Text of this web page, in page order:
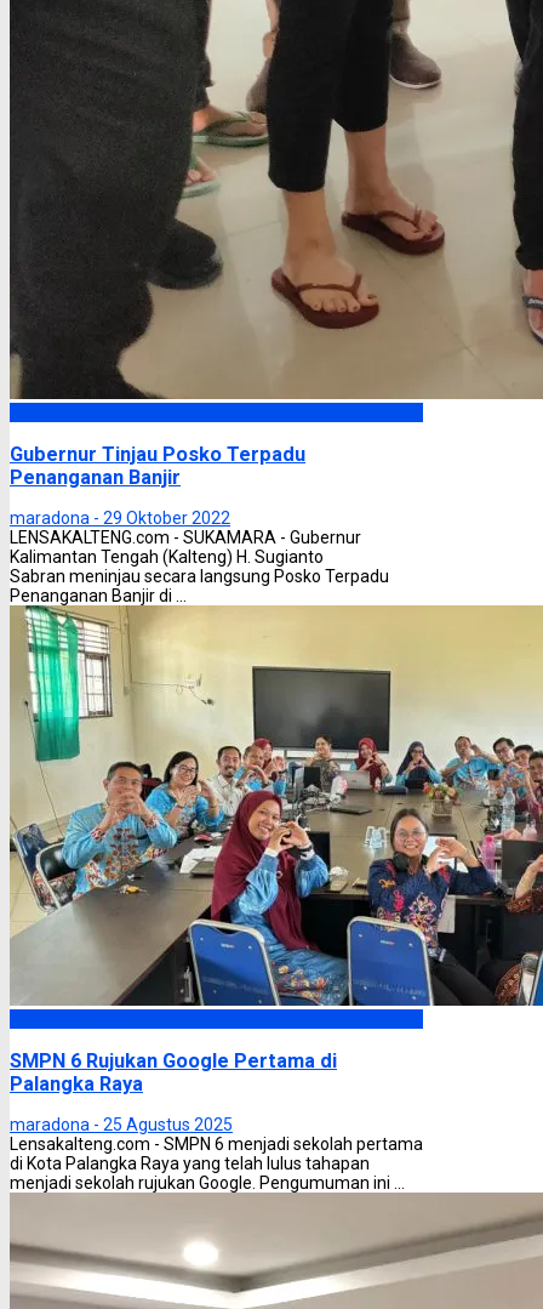
Gubernur Tinjau Posko Terpadu
Penanganan Banjir
maradona - 29 Oktober 2022
LENSAKALTENG.com - SUKAMARA - Gubernur
Kalimantan Tengah (Kalteng) H. Sugianto
Sabran meninjau secara langsung Posko Terpadu
Penanganan Banjir di ...
SMPN 6 Rujukan Google Pertama di
Palangka Raya
maradona - 25 Agustus 2025
Lensakalteng.com - SMPN 6 menjadi sekolah pertama
di Kota Palangka Raya yang telah lulus tahapan
menjadi sekolah rujukan Google. Pengumuman ini ...